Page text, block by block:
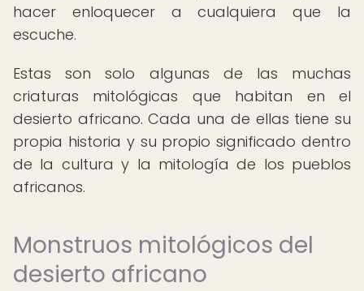
hacer enloquecer a cualquiera que la
escuche.
Estas son solo algunas de las muchas
criaturas mitológicas que habitan en el
desierto africano. Cada una de ellas tiene su
propia historia y su propio significado dentro
de la cultura y la mitología de los pueblos
africanos.
Monstruos mitológicos del
desierto africano